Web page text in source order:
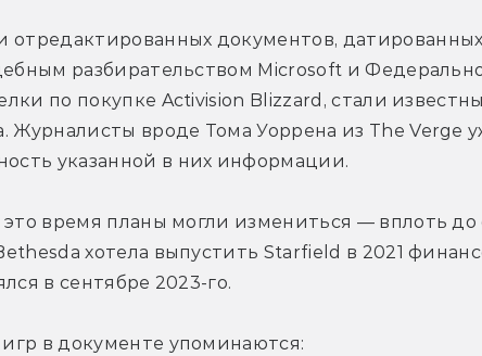
отредактированных документов,
разбирательством Microsoft и
по покупке Activision Blizzard, стали
Журналисты вроде Тома Уоррена из The Verge
указанной в них информации.
это время планы могли измениться — вплоть
хотела выпустить Starfield в 2021
в сентябре 2023-го.
в документе упоминаются: